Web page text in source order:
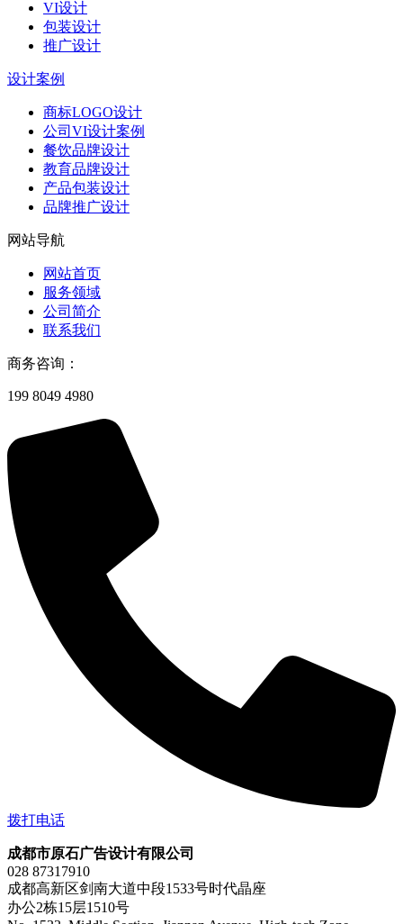
VI设计
包装设计
推广设计
设计案例
商标LOGO设计
公司VI设计案例
餐饮品牌设计
教育品牌设计
产品包装设计
品牌推广设计
网站导航
网站首页
服务领域
公司简介
联系我们
商务咨询：
199 8049 4980
拨打电话
成都市原石广告设计有限公司
028 87317910
成都高新区剑南大道中段1533号时代晶座
办公2栋15层1510号